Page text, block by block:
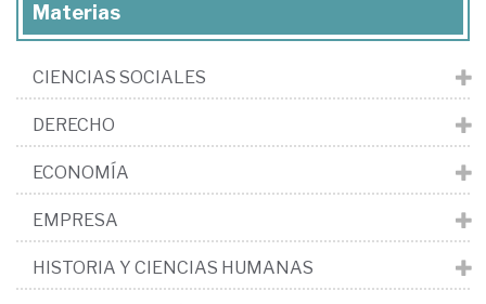
Materias
CIENCIAS SOCIALES
DERECHO
ECONOMÍA
EMPRESA
HISTORIA Y CIENCIAS HUMANAS